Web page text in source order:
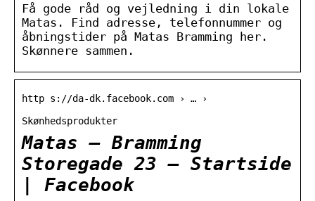
Få gode råd og vejledning i din lokale
Matas. Find adresse, telefonnummer og
åbningstider på Matas Bramming her.
Skønnere sammen.
http s://da-dk.facebook.com › … ›
Skønhedsprodukter
Matas – Bramming
Storegade 23 – Startside
| Facebook